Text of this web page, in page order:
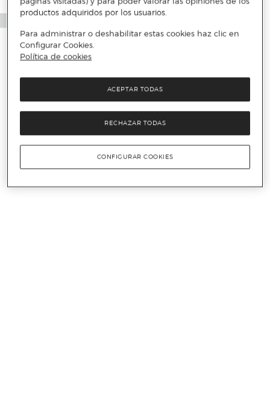
productos adquiridos por los usuarios.
Para administrar o deshabilitar estas cookies haz clic en
Configurar Cookies.
Política de cookies
RECHAZAR TODAS
ACEPTAR TODAS
CONFIGURAR COOKIES